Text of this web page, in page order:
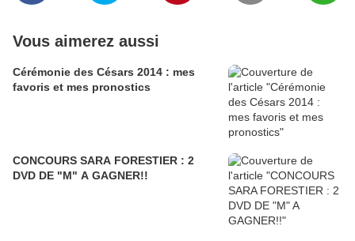
Vous aimerez aussi
Cérémonie des Césars 2014 : mes
favoris et mes pronostics
CONCOURS SARA FORESTIER : 2
DVD DE "M" A GAGNER!!